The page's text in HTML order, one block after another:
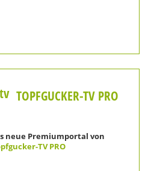
TOPFGUCKER-TV PRO
neue Premiumportal von
TV PRO